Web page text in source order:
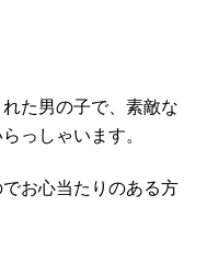
た男の子で、素敵な
っしゃいます。
お心当たりのある方